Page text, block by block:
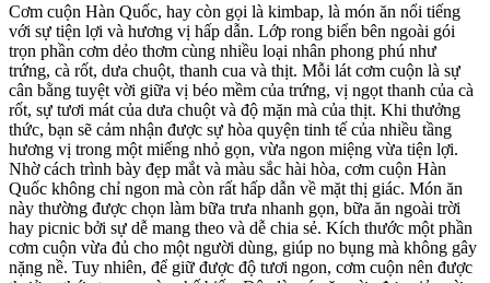
Cơm cuộn Hàn Quốc, hay còn gọi là kimbap, là món ăn nổi tiếng
với sự tiện lợi và hương vị hấp dẫn. Lớp rong biển bên ngoài gói
trọn phần cơm dẻo thơm cùng nhiều loại nhân phong phú như
trứng, cà rốt, dưa chuột, thanh cua và thịt. Mỗi lát cơm cuộn là sự
cân bằng tuyệt vời giữa vị béo mềm của trứng, vị ngọt thanh của cà
rốt, sự tươi mát của dưa chuột và độ mặn mà của thịt. Khi thưởng
thức, bạn sẽ cảm nhận được sự hòa quyện tinh tế của nhiều tầng
hương vị trong một miếng nhỏ gọn, vừa ngon miệng vừa tiện lợi.
Nhờ cách trình bày đẹp mắt và màu sắc hài hòa, cơm cuộn Hàn
Quốc không chỉ ngon mà còn rất hấp dẫn về mặt thị giác. Món ăn
này thường được chọn làm bữa trưa nhanh gọn, bữa ăn ngoài trời
hay picnic bởi sự dễ mang theo và dễ chia sẻ. Kích thước một phần
cơm cuộn vừa đủ cho một người dùng, giúp no bụng mà không gây
nặng nề. Tuy nhiên, để giữ được độ tươi ngon, cơm cuộn nên được